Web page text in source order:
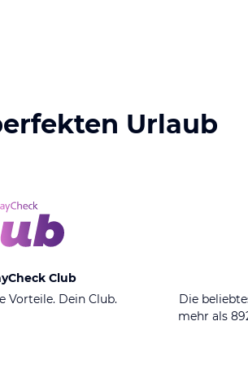
Urlaub
Club
Vorteile. Dein Club.
Die
mehr als